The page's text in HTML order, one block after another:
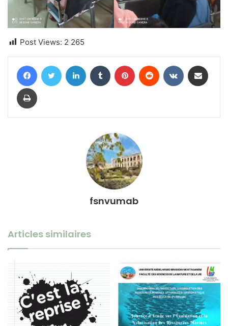
Post Views: 2 265
FacebookTwitter Linkedin Tumblr Pinterest Reddit VKontakte
Imprimer
fsnvumab
Articles similaires